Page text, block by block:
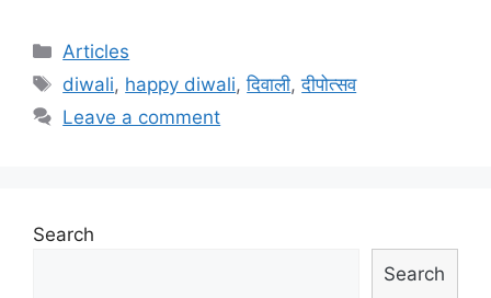
Categories
Articles
Tags
diwali, happy diwali,दिवाली,दीपोत्सव
Leave a comment
Search
Search